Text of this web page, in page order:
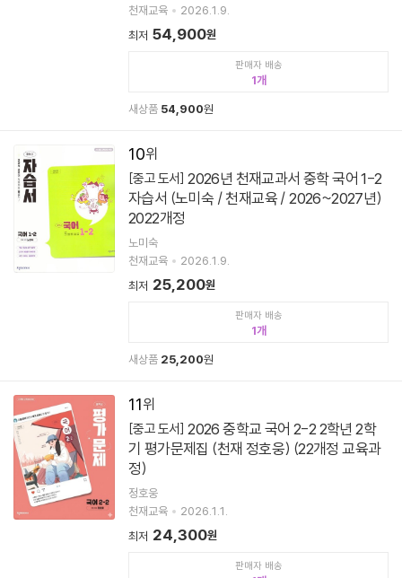
천재교육
2026.1.9.
최저 54,900원
판매자 배송
1
새상품 54,900원
10
[중고 도서] 2026년 천재교과서 중학 국어 1-2
자습서 (노미숙 / 천재교육 / 2026~2027년)
2022개정
노미숙
천재교육
2026.1.9.
최저 25,200원
판매자 배송
1
새상품 25,200원
11
[중고 도서] 2026 중학교 국어 2-2 2학년 2학
기 평가문제집 (천재 정호웅) (22개정 교육과
정)
정호웅
천재교육
2026.1.1.
최저 24,300원
판매자 배송